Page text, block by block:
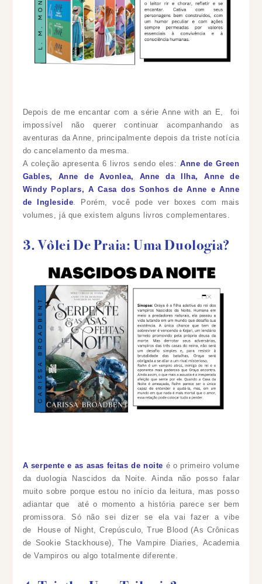
Depois de me encantar com a série Anne with an E, foi
impossível não querer continuar acompanhando as
aventuras da Anne, principalmente depois da triste notícia
do cancelamento da mesma.
A coleção apresenta 6 livros sendo eles: Anne de Green
Gables, Anne de Avonlea, Anne da Ilha, Anne de
Windy Poplars, A Casa dos Sonhos de Anne e Anne
de Ingleside . Porém, você pode ver boxes com mais
volumes, já que existem alguns livros complementares.
3. Vôlei De Praia: Uma Duologia?
A serpente e as asas feitas de noite é o primeiro volume
da duologia Nascidos da Noite. Ainda não posso falar
muito sobre porque estou no início da leitura, mas posso
adiantar que até o momento a história parece ser bem
promissora. Só não sei dizer se ela vai fazer a vibe
de House of Night, Crepúsculo, True Blood (As Crônicas
de Sookie Stackhouse), The Vampire Diaries, Academia
de Vampiros ou algo totalmente diferente.